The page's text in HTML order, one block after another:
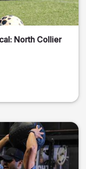
North Collier